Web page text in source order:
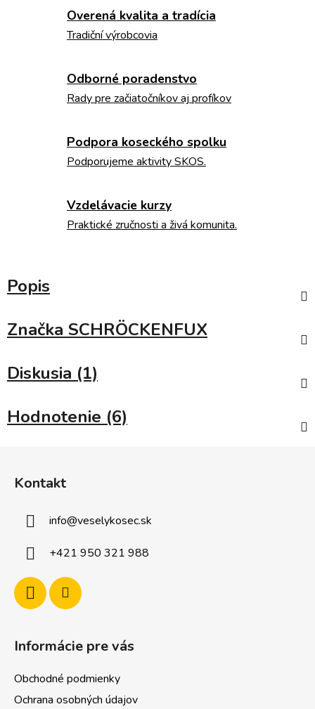
Overená kvalita a tradícia
Tradiční výrobcovia
Odborné poradenstvo
Rady pre začiatočníkov aj profíkov
Podpora koseckého spolku
Podporujeme aktivity SKOS.
Vzdelávacie kurzy
Praktické zručnosti a živá komunita.
Popis
Značka SCHRÖCKENFUX
Diskusia (1)
Hodnotenie (6)
Kontakt
info@veselykosec.sk
+421 950 321 988
Informácie pre vás
Obchodné podmienky
Ochrana osobných údajov